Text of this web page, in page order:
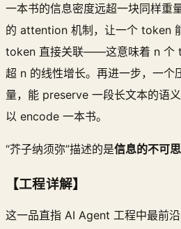
一本书的信息密度远超一块同样
的 attention 机制，让一个 token
token 直接关联——这意味着 n 个
超 n 的线性增长。再进一步，一
量，能 preserve 一段长文本的语
以 encode 一本书。
“芥子纳须弥”描述的是信息的不可
【工程详解】
这一品直指 AI Agent 工程中最前沿